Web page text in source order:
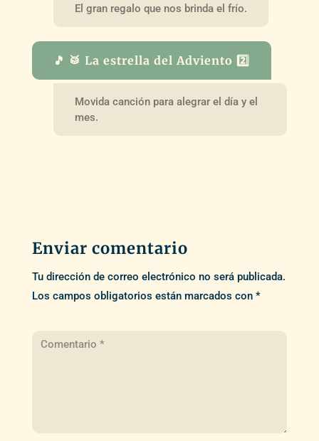
El gran regalo que nos brinda el frío.
🎵 🥁 La estrella del Adviento 2️⃣
Movida canción para alegrar el día y el
mes.
Enviar comentario
Tu dirección de correo electrónico no será publicada.
Los campos obligatorios están marcados con *